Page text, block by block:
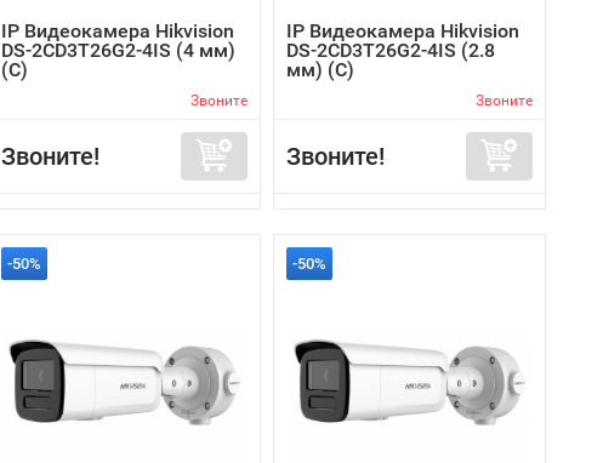
IP Видеокамера Hikvision
DS-2CD3T26G2-4IS (4 мм)
(C)
Звоните
Звоните!
IP Видеокамера Hikvision
DS-2CD3T26G2-4IS (2.8
мм) (C)
Звоните
Звоните!
-50% -50%